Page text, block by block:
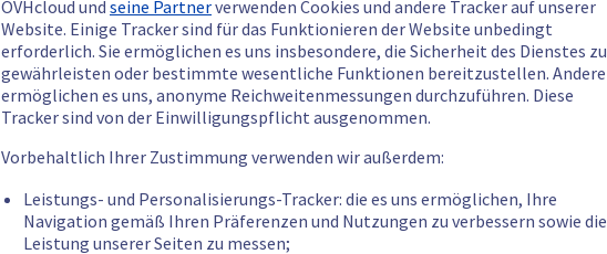
OVHcloud und seine Partnerverwenden Cookies und andere Tracker auf unserer
Website. Einige Tracker sind für das Funktionieren der Website unbedingt
erforderlich. Sie ermöglichen es uns insbesondere, die Sicherheit des Dienstes zu
gewährleisten oder bestimmte wesentliche Funktionen bereitzustellen. Andere
ermöglichen es uns, anonyme Reichweitenmessungen durchzuführen. Diese
Tracker sind von der Einwilligungspflicht ausgenommen.
Vorbehaltlich Ihrer Zustimmung verwenden wir außerdem:
Leistungs- und Personalisierungs-Tracker: die es uns ermöglichen, Ihre
Navigation gemäß Ihren Präferenzen und Nutzungen zu verbessern sowie die
Leistung unserer Seiten zu messen;